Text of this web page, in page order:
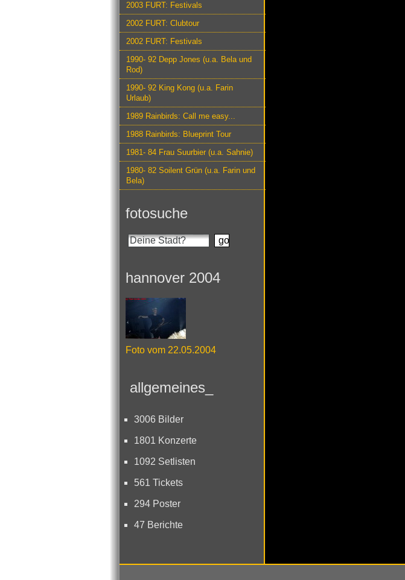
2003 FURT: Festivals
2002 FURT: Clubtour
2002 FURT: Festivals
1990- 92 Depp Jones (u.a. Bela und
Rod)
1990- 92 King Kong (u.a. Farin
Urlaub)
1989 Rainbirds: Call me easy...
1988 Rainbirds: Blueprint Tour
1981- 84 Frau Suurbier (u.a. Sahnie)
1980- 82 Soilent Grün (u.a. Farin und
Bela)
fotosuche
hannover 2004
Foto vom 22.05.2004
allgemeines_
3006 Bilder
1801 Konzerte
1092 Setlisten
561 Tickets
294 Poster
47 Berichte